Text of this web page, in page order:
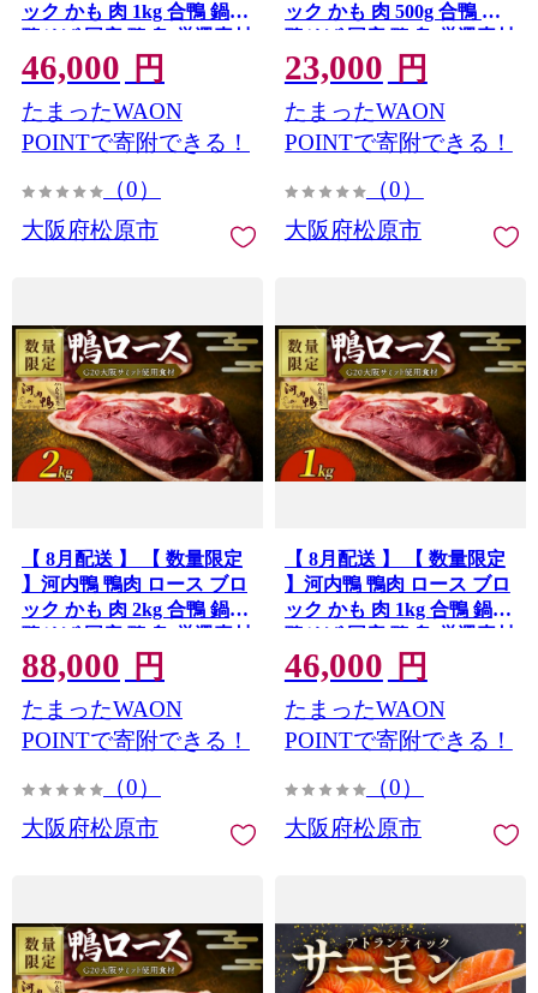
ック かも 肉 1kg 合鴨 鍋
鴨そば 国産 鴨 鳥 厳選素材
ツムラ本店 大阪府 松原市
46,000 円
たまったWAON
POINTで寄附できる！
（0）
大阪府松原市
ック かも 肉 500g 合鴨 鍋
鴨そば 国産 鴨 鳥 厳選素材
ツムラ本店 大阪府 松原市
23,000 円
たまったWAON
POINTで寄附できる！
（0）
大阪府松原市
【 8月配送 】 【 数量限定
】河内鴨 鴨肉 ロース ブロ
ック かも 肉 2kg 合鴨 鍋
鴨そば 国産 鴨 鳥 厳選素材
ツムラ本店 大阪府 松原市
88,000 円
たまったWAON
POINTで寄附できる！
（0）
大阪府松原市
【 8月配送 】 【 数量限定
】河内鴨 鴨肉 ロース ブロ
ック かも 肉 1kg 合鴨 鍋
鴨そば 国産 鴨 鳥 厳選素材
ツムラ本店 大阪府 松原市
46,000 円
たまったWAON
POINTで寄附できる！
（0）
大阪府松原市